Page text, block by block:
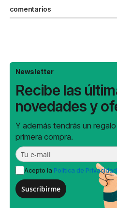
comentarios
Newsletter
Recibe las
novedades y
Y además tendrás un
primera compra.
Acepto la Política de
Suscribirme